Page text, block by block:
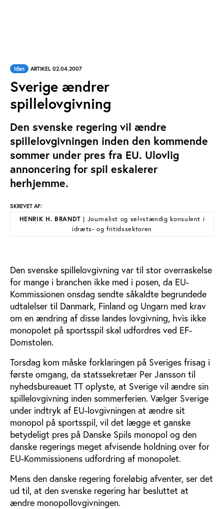
Idan ARTIKEL 02.04.2007
Sverige ændrer
spillelovgivning
Den svenske regering vil ændre
spillelovgivningen inden den kommende
sommer under pres fra EU. Ulovlig
annoncering for spil eskalerer
herhjemme.
SKREVET AF:
HENRIK H. BRANDT | Journalist og selvstændig konsulent i
idræts- og fritidssektoren
Den svenske spillelovgivning var til stor overraskelse
for mange i branchen ikke med i posen, da EU-
Kommissionen onsdag sendte såkaldte begrundede
udtalelser til Danmark, Finland og Ungarn med krav
om en ændring af disse landes lovgivning, hvis ikke
monopolet på sportsspil skal udfordres ved EF-
Domstolen.
Torsdag kom måske forklaringen på Sveriges frisag i
første omgang, da statssekretær Per Jansson til
nyhedsbureauet TT oplyste, at Sverige vil ændre sin
spillelovgivning inden sommerferien. Vælger Sverige
under indtryk af EU-lovgivningen at ændre sit
monopol på sportsspil, vil det lægge et ganske
betydeligt pres på Danske Spils monopol og den
danske regerings meget afvisende holdning over for
EU-Kommissionens udfordring af monopolet.
Mens den danske regering foreløbig afventer, ser det
ud til, at den svenske regering har besluttet at
ændre monopollovgivningen.